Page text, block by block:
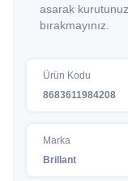
asarak
bırakmayınız.
Ürün Kodu
8683611984208
Marka
Brillant